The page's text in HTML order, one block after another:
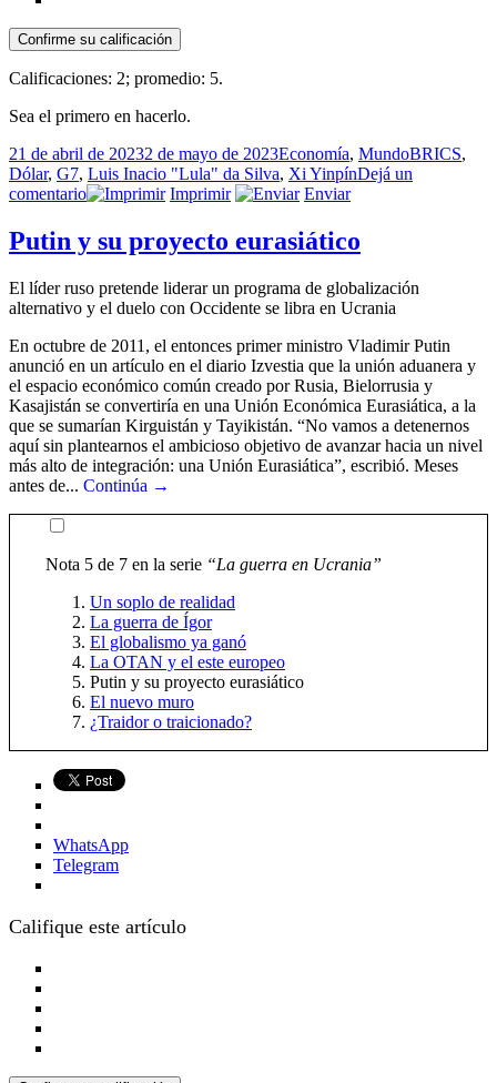
Confirme su calificación
Calificaciones: 2; promedio: 5.
Sea el primero en hacerlo.
Publicado
el
21 de abril de 20232 de mayo de 2023Categorías
Economía, MundoEtiquetas
BRICS,
Dólar, G7, Luis Inacio "Lula" da Silva, Xi YinpínDejá un
comentarioen
Imprimir Enviar
Putin y su proyecto eurasiático
El líder ruso pretende liderar un programa de globalización
alternativo y el duelo con Occidente se libra en Ucrania
En octubre de 2011, el entonces primer ministro Vladimir Putin
anunció en un artículo en el diario Izvestia que la unión aduanera y
el espacio económico común creado por Rusia, Bielorrusia y
Kasajistán se convertiría en una Unión Económica Eurasiática, a la
que se sumarían Kirguistán y Tayikistán. “No vamos a detenernos
aquí sin plantearnos el ambicioso objetivo de avanzar hacia un nivel
más alto de integración: una Unión Eurasiática”, escribió. Meses
antes de... Continúa →
Nota 5 de 7 en la serie “La guerra en Ucrania”
Un soplo de realidad
La guerra de Ígor
El globalismo ya ganó
La OTAN y el este europeo
Putin y su proyecto eurasiático
El nuevo muro
¿Traidor o traicionado?
WhatsApp
Telegram
Califique este artículo